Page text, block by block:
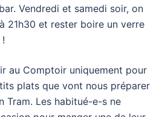
Vendredi et samedi soir, on
21h30 et rester boire un verre
au Comptoir uniquement pour
plats que vont nous préparer
Tram. Les habitué-e-s ne